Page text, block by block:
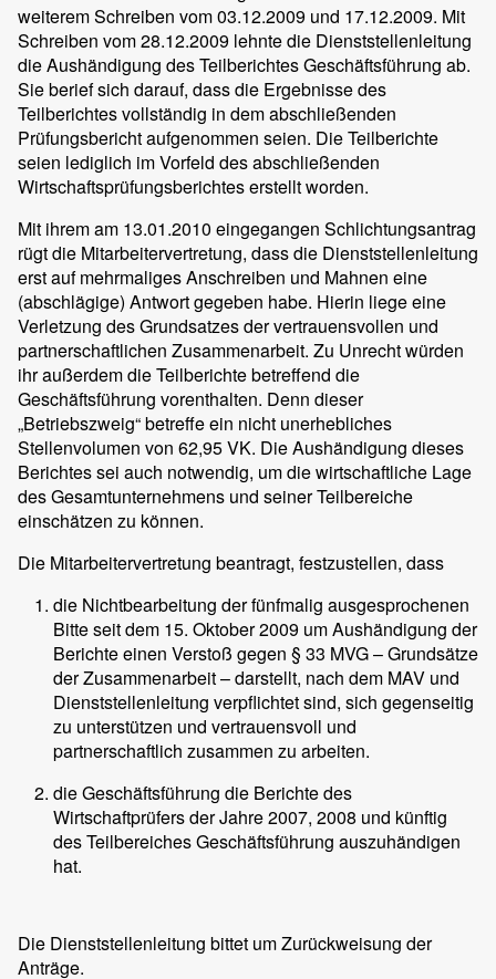
weiterem Schreiben vom 03.12.2009 und 17.12.2009. Mit
Schreiben vom 28.12.2009 lehnte die Dienststellenleitung
die Aushändigung des Teilberichtes Geschäftsführung ab.
Sie berief sich darauf, dass die Ergebnisse des
Teilberichtes vollständig in dem abschließenden
Prüfungsbericht aufgenommen seien. Die Teilberichte
seien lediglich im Vorfeld des abschließenden
Wirtschaftsprüfungsberichtes erstellt worden.
Mit ihrem am 13.01.2010 eingegangen Schlichtungsantrag
rügt die Mitarbeitervertretung, dass die Dienststellenleitung
erst auf mehrmaliges Anschreiben und Mahnen eine
(abschlägige) Antwort gegeben habe. Hierin liege eine
Verletzung des Grundsatzes der vertrauensvollen und
partnerschaftlichen Zusammenarbeit. Zu Unrecht würden
ihr außerdem die Teilberichte betreffend die
Geschäftsführung vorenthalten. Denn dieser
„Betriebszweig“ betreffe ein nicht unerhebliches
Stellenvolumen von 62,95 VK. Die Aushändigung dieses
Berichtes sei auch notwendig, um die wirtschaftliche Lage
des Gesamtunternehmens und seiner Teilbereiche
einschätzen zu können.
Die Mitarbeitervertretung beantragt, festzustellen, dass
die Nichtbearbeitung der fünfmalig ausgesprochenen
Bitte seit dem 15. Oktober 2009 um Aushändigung der
Berichte einen Verstoß gegen § 33 MVG – Grundsätze
der Zusammenarbeit – darstellt, nach dem MAV und
Dienststellenleitung verpflichtet sind, sich gegenseitig
zu unterstützen und vertrauensvoll und
partnerschaftlich zusammen zu arbeiten.
die Geschäftsführung die Berichte des
Wirtschaftprüfers der Jahre 2007, 2008 und künftig
des Teilbereiches Geschäftsführung auszuhändigen
hat.
Die Dienststellenleitung bittet um Zurückweisung der
Anträge.